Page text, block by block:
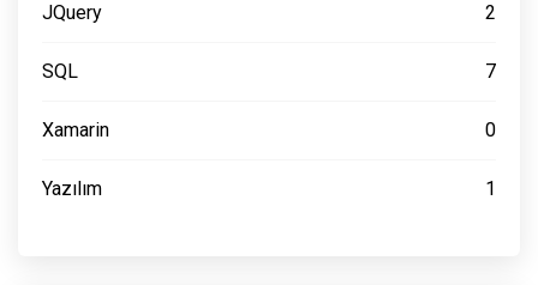
JQuery 2
SQL 7
Xamarin 0
Yazılım 1